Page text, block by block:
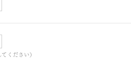
ください）